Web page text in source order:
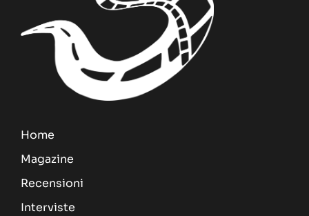
Home
Magazine
Recensioni
Interviste